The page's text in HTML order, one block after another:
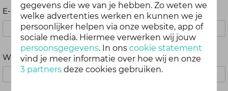
E-mailadres
Wachtwoord
gegevens die we van je hebben. Zo weten we
welke advertenties werken en kunnen we je
persoonlijker helpen via onze website, app of
sociale media. Hiermee verwerken wij jouw
persoonsgegevens. In onscookie statement
vind je meer informatie over hoe wij en onze
3 partners deze cookies gebruiken.